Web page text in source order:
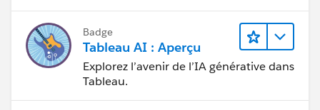
de visualisation des données, aux récits
fondés sur les données et à la
collaboration.
Badge
Tableau AI : Aperçu
Explorez l’avenir de l’IA générative dans
Tableau.